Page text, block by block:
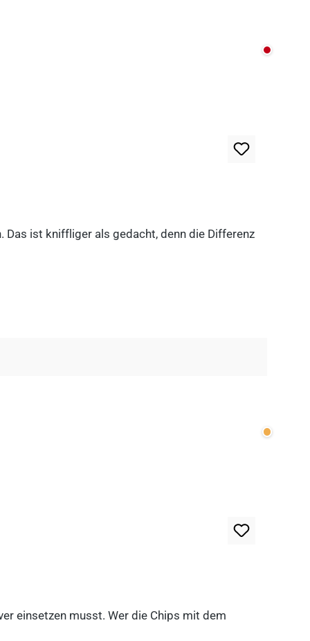
Nicht
Das ist kniffliger als gedacht, denn die Differenz
Wenige
einsetzen musst. Wer die Chips mit dem